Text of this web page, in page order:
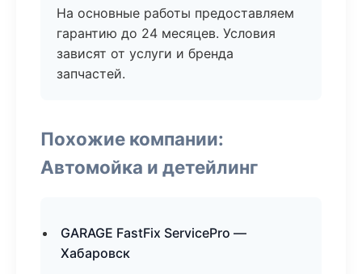
На основные работы предоставляем
гарантию до 24 месяцев. Условия
зависят от услуги и бренда
запчастей.
Похожие компании:
Автомойка и детейлинг
GARAGE FastFix ServicePro —
Хабаровск